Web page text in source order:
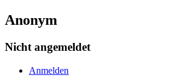
Anonym
Nicht angemeldet
Anmelden